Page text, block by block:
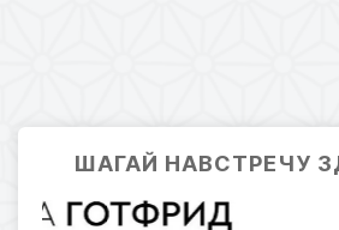
ШАГАЙ НАВСТРЕЧУ